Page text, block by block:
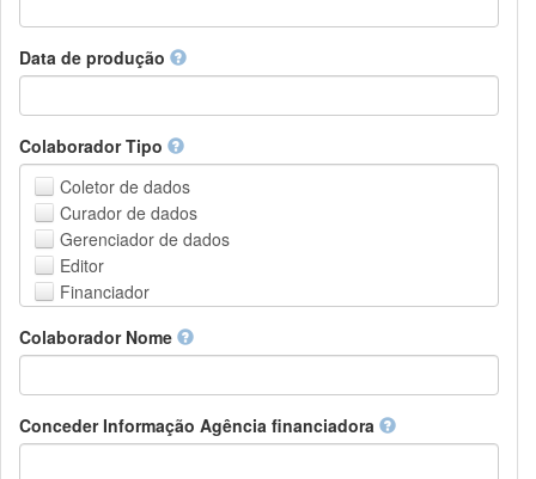
Armenian
Assamese
Avaric
Aymara
Azerbaijani
Bambara
Bashkir
Basque
Belarusian
Bengali, Bangla
Bislama
Breton
Bulgarian
Burmese
Data de produção
Colaborador Tipo
Coletor de dados
Curador de dados
Gerenciador de dados
Editor
Financiador
Líder do projeto
Membro do projeto
Pessoa Relacionada
Pesquisador
Colaborador Nome
Conceder Informação Agência financiadora